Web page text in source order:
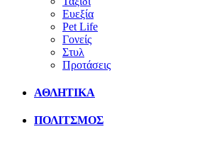
Ευεξία
Pet Life
Γονείς
Στυλ
Προτάσεις
ΑΘΛΗΤΙΚΑ
ΠΟΛΙΤΣΜΟΣ